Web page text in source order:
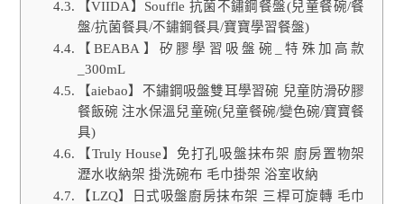
【VIIDA】Souffle 抗菌不鏽鋼餐盤(兒童餐碗/餐
盤/抗菌餐具/不鏽鋼餐具/寶寶學習餐盤)
【BEABA】矽膠學習吸盤碗_特殊加高款
_300mL
【aiebao】不鏽鋼吸盤雙耳學習碗 兒童防滑矽膠
餐飯碗 注水保溫兒童碗(兒童餐碗/變色碗/寶寶餐
具)
【Truly House】免打孔吸盤抹布架 廚房置物架
瀝水收納架 掛洗碗布 毛巾掛架 浴室收納
【LZQ】日式吸盤廚房抹布架 三桿可旋轉 毛巾